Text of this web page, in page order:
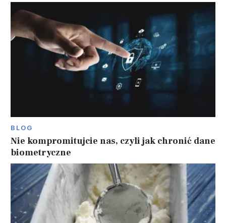
BLOG
Nie kompromitujcie nas, czyli jak chronić dane
biometryczne